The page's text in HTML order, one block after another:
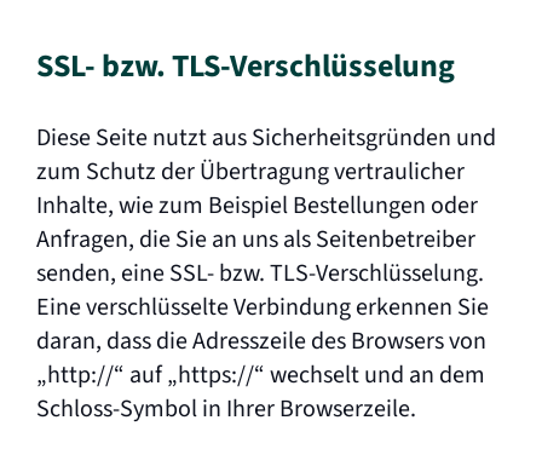
SSL- bzw. TLS-Verschlüsselung
Diese Seite nutzt aus Sicherheitsgründen und
zum Schutz der Übertragung vertraulicher
Inhalte, wie zum Beispiel Bestellungen oder
Anfragen, die Sie an uns als Seitenbetreiber
senden, eine SSL- bzw. TLS-Verschlüsselung.
Eine verschlüsselte Verbindung erkennen Sie
daran, dass die Adresszeile des Browsers von
„http://“ auf „https://“ wechselt und an dem
Schloss-Symbol in Ihrer Browserzeile.